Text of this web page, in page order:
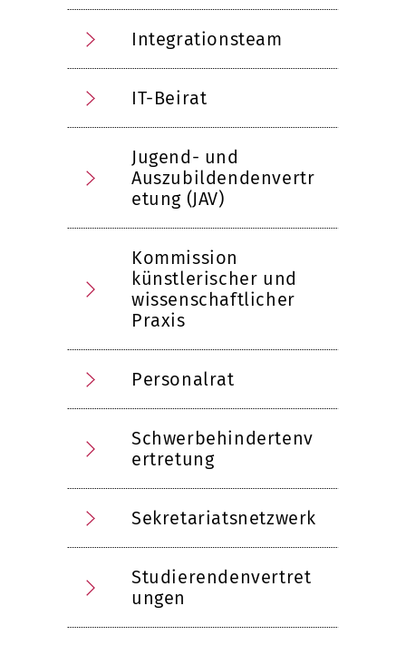
Integrationsteam
IT-Beirat
Jugend- und
Auszubildendenvertr
etung (JAV)
Kommission
künstlerischer und
wissenschaftlicher
Praxis
Personalrat
Schwerbehindertenv
ertretung
Sekretariatsnetzwerk
Studierendenvertret
ungen